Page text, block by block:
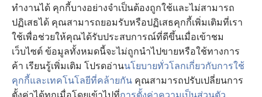
ทำงานได้ คุกกี้บางอย่างจำเป็นต้องถูกใช้และไม่สามารถ
ปฏิเสธได้ คุณสามารถยอมรับหรือปฏิเสธคุกกี้เพิ่มเติมที่เรา
ใช้เพื่อช่วยให้คุณได้รับประสบการณ์ที่ดีขึ้นเมื่อเข้าชม
เว็บไซต์ ข้อมูลทั้งหมดนี้จะไม่ถูกนำไปขายหรือใช้ทางการ
ค้า เรียนรู้เพิ่มเติม โปรดอ่านนโยบายทั่วโลกเกี่ยวกับการใช้
คุกกี้และเทคโนโลยีที่คล้ายกัน คุณสามารถปรับเปลี่ยนการ